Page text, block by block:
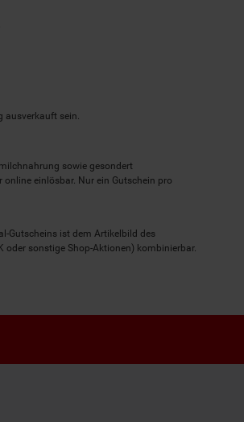
ausverkauft sein.
sowie gesondert
einlösbar. Nur ein Gutschein pro
Gutscheins ist dem Artikelbild des
sonstige Shop-Aktionen) kombinierbar.